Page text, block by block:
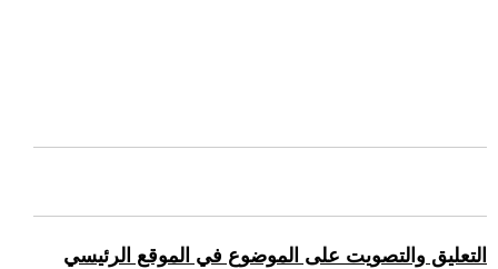
التعليق والتصويت على الموضوع في الموقع الرئيسي